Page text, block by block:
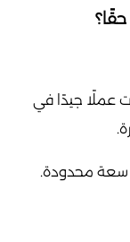
عملًا جيدًا في
سعة محدودة.